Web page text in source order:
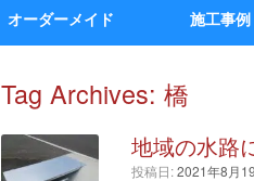
オーダーメイド 施工事例
Tag Archives:橋
地域の水路
投稿日:2021年8月